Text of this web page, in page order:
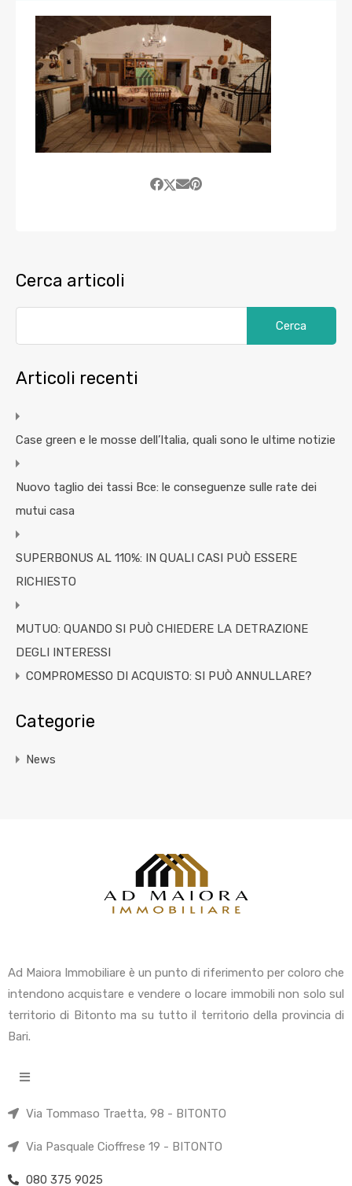
Cerca articoli
Articoli recenti
Case green e le mosse dell’Italia, quali sono le ultime notizie
Nuovo taglio dei tassi Bce: le conseguenze sulle rate dei
mutui casa
SUPERBONUS AL 110%: IN QUALI CASI PUÒ ESSERE
RICHIESTO
MUTUO: QUANDO SI PUÒ CHIEDERE LA DETRAZIONE
DEGLI INTERESSI
COMPROMESSO DI ACQUISTO: SI PUÒ ANNULLARE?
Categorie
News
Ad Maiora Immobiliare è un punto di riferimento per coloro che
intendono acquistare e vendere o locare immobili non solo sul
territorio di Bitonto ma su tutto il territorio della provincia di
Bari.
Via Tommaso Traetta, 98 - BITONTO
Via Pasquale Cioffrese 19 - BITONTO
080 375 9025